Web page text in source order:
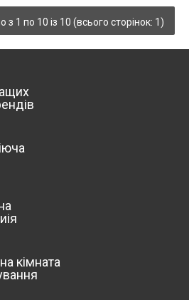
з 1 по 10 із 10 (всього сторінок: 1)
кімната